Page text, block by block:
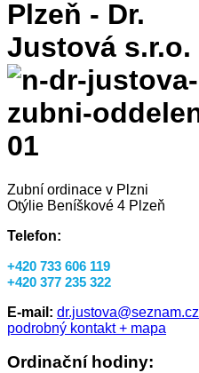
Plzeň - Dr.
Justová s.r.o.
Zubní ordinace v Plzni
Otýlie Beníškové 4 Plzeň
Telefon:
+420 733 606 119
+420 377 235 322
E-mail: dr.justova@seznam.cz
podrobný kontakt + mapa
Ordinační hodiny: